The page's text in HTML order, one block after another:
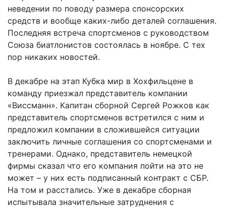
неведении по поводу размера спонсорских
средств и вообще каких-либо деталей соглашения.
Последняя встреча спортсменов с руководством
Союза биатлонистов состоялась в ноябре. С тех
пор никаких новостей.
В декабре на этап Кубка мир в Хохфильцене в
команду приезжал представитель компании
«Виссманн». Капитан сборной Сергей Рожков как
представитель спортсменов встретился с ним и
предложил компании в сложившейся ситуации
заключить личные соглашения со спортсменами и
тренерами. Однако, представитель немецкой
фирмы сказал что его компания пойти на это не
может – у них есть подписанный контракт с СБР.
На том и расстались. Уже в декабре сборная
испытывала значительные затруднения с